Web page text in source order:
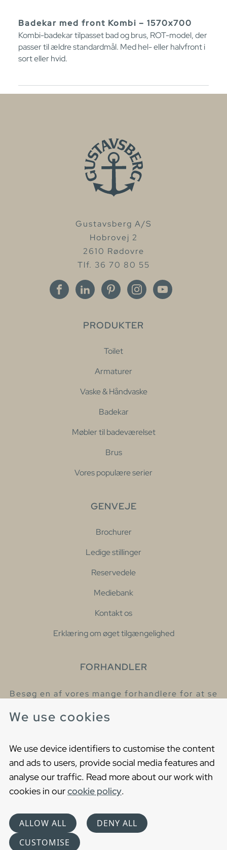
We use cookies
We use device identifiers to customise the content
and ads to users, provide social media features and
analyse our traffic. Read more about our work with
cookies in ourcookie policy.
ALLOW ALL
DENY ALL
CUSTOMISE
Badekar med front Kombi – 1570x700
Kombi-badekar tilpasset bad og brus, ROT-model, der
passer til ældre standardmål. Med hel- eller halvfront i
sort eller hvid.
Gustavsberg A/S
Hobrovej 2
2610 Rødovre
Tlf. 36 70 80 55
PRODUKTER
Toilet
Armaturer
Vaske & Håndvaske
Badekar
Møbler til badeværelset
Brus
Vores populære serier
GENVEJE
Brochurer
Ledige stillinger
Reservedele
Mediebank
Kontakt os
Erklæring om øget tilgængelighed
FORHANDLER
Besøg en af vores mange forhandlere for at se
Cookies
Privacy statement
Choose language